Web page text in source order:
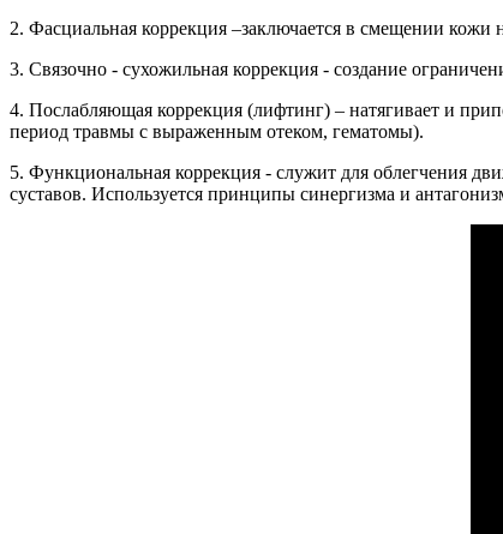
2. Фасциальная коррекция –заключается в смещении
3. Связочно - сухожильная коррекция - создание
4. Послабляющая коррекция (лифтинг) – натягивает и
период травмы с выраженным отеком, гематомы).
5. Функциональная коррекция - служит для облегчения
суставов. Используется принципы синергизма и